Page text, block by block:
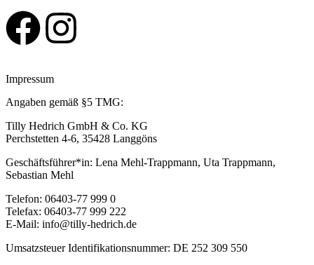
Impressum
Angaben gemäß §5 TMG:
Tilly Hedrich GmbH & Co. KG
Perchstetten 4-6, 35428 Langgöns
Geschäftsführer*in: Lena Mehl-Trappmann, Uta Trappmann,
Sebastian Mehl
Telefon: 06403-77 999 0
Telefax: 06403-77 999 222
E-Mail: info@tilly-hedrich.de
Umsatzsteuer Identifikationsnummer: DE 252 309 550